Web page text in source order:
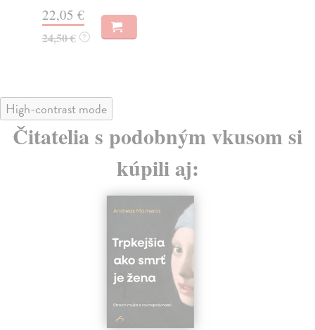
22,05 €
24,50 € ?
High-contrast mode
Čitatelia s podobným vkusom si
kúpili aj: